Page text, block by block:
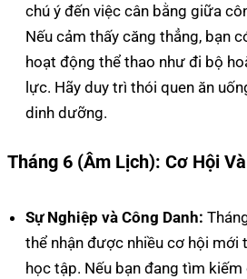
chú ý đến việc cân bằng giữa
Nếu cảm thấy căng thẳng, bạn
hoạt động thể thao như đi bộ
lực. Hãy duy trì thói quen ăn
dinh dưỡng.
Tháng 6 (Âm Lịch): Cơ Hội
Sự Nghiệp và Công Danh:
thể nhận được nhiều cơ hội mới
học tập. Nếu bạn đang tìm